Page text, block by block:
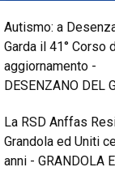
Autismo: a
Garda il 41° Corso
aggiornamento -
DESENZANO DEL
La RSD Anffas
Grandola ed Uniti
anni - GRANDOLA